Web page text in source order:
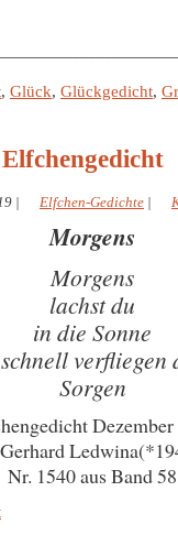
, Glück, Glückgedicht,
| Elfchen-Gedichte |
Morgens
Morgens
lachst du
in die Sonne
verfliegen
Sorgen
Nr. 1540 aus Band 58